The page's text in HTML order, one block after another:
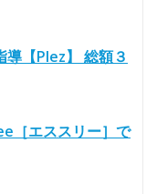
【Plez】 総額３
［エススリー］で